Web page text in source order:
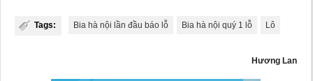
Tags: Bia hà nội lần đầu báo lỗ Bia hà nội quý 1 lỗ Lô
Hương Lan